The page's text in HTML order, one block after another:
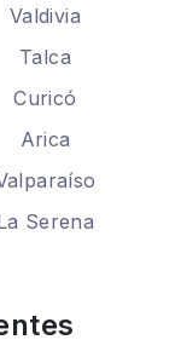
Valdivia
Talca
Curicó
Arica
Serena